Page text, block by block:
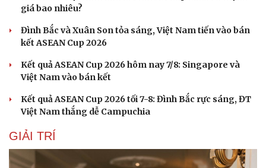
Du lịch
Tư vấn
Săn Tour
Đọc truyện đêm khuya
giá bao nhiêu?
Đình Bắc và Xuân Son tỏa sáng, Việt Nam tiến vào bán
kết ASEAN Cup 2026
Kết quả ASEAN Cup 2026 hôm nay 7/8: Singapore và
Việt Nam vào bán kết
Kết quả ASEAN Cup 2026 tối 7-8: Đình Bắc rực sáng, ĐT
Việt Nam thắng dễ Campuchia
GIẢI TRÍ